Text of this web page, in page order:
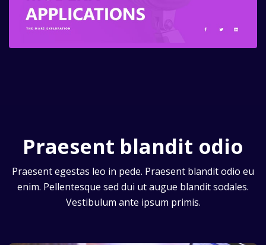
Praesent blandit odio
Praesent egestas leo in pede. Praesent blandit odio eu
enim. Pellentesque sed dui ut augue blandit sodales.
Vestibulum ante ipsum primis.